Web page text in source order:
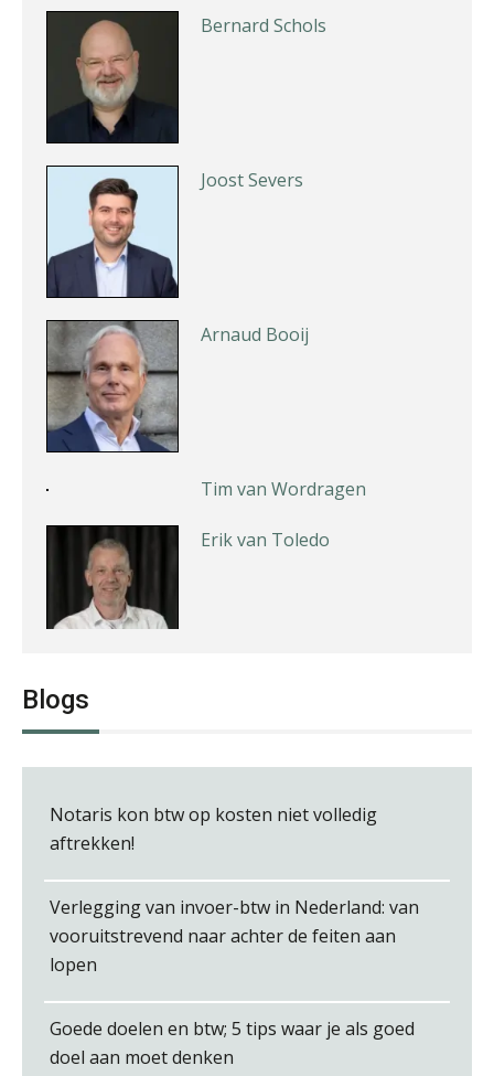
Matthijs van Keulen
Blogs
Notaris kon btw op kosten niet volledig
aftrekken!
Verlegging van invoer-btw in Nederland: van
vooruitstrevend naar achter de feiten aan
lopen
Goede doelen en btw; 5 tips waar je als goed
doel aan moet denken